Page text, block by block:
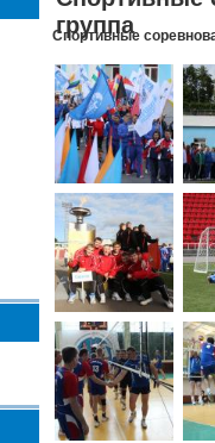
группа
Спортивные